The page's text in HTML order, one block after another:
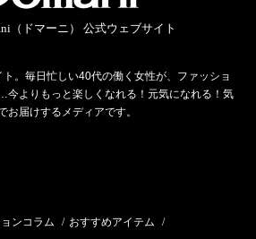
（ドマーニ） 公式ウェブサイト
。毎日忙しい40代の働く女性が、ファッショ
今よりもっと楽しくなれる！元気になれる！気
お届けするメディアです。
ンコラム / おすすめアイテム /